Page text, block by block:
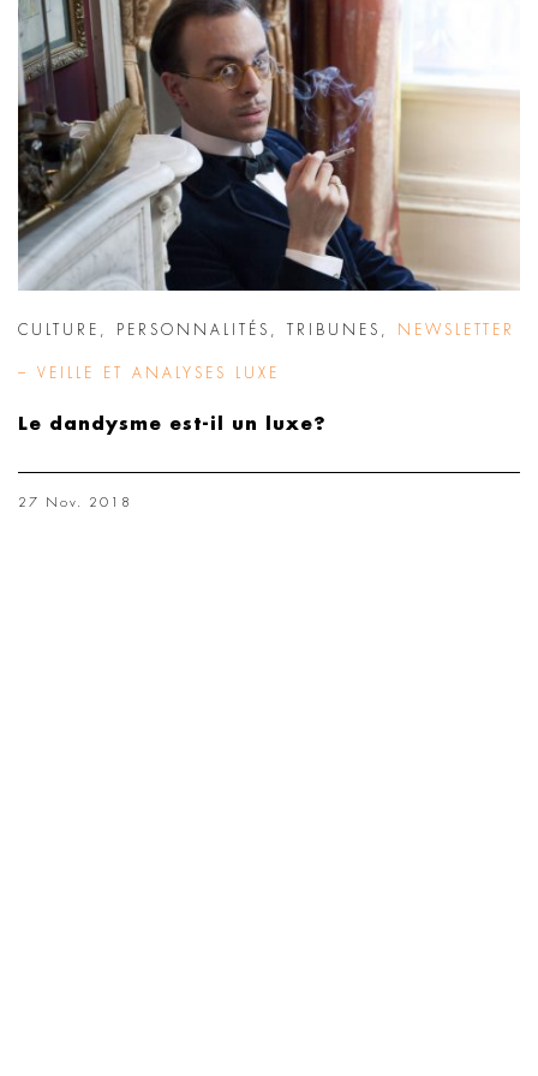
CULTURE PERSONNALITÉS TRIBUNES NEWSLETTER
– VEILLE ET ANALYSES LUXE
Le dandysme est-il un luxe?
27 Nov. 2018